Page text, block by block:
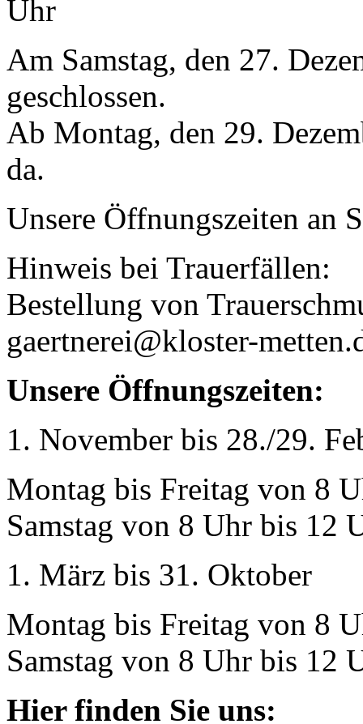
Uhr
Am Samstag, den 27.
geschlossen.
Ab Montag, den 29.
da.
Unsere Öffnungszeiten an
Hinweis bei Trauerfällen:
Bestellung von
gaertnerei@kloster-
Unsere Öffnungszeiten:
1. November bis 28./29.
Montag bis Freitag von 8
Samstag von 8 Uhr bis 12
1. März bis 31. Oktober
Montag bis Freitag von 8
Samstag von 8 Uhr bis 12
Hier finden Sie uns: